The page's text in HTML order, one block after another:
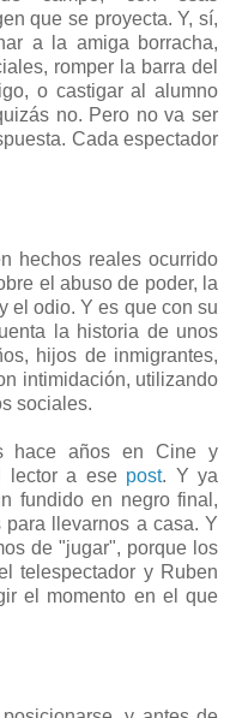
que se proyecta. Y, sí,
a la amiga borracha,
romper la barra del
o castigar al alumno
no. Pero no va ser
Cada espectador
hechos reales ocurrido
el abuso de poder, la
el odio. Y es que con su
la historia de unos
hijos de inmigrantes,
intimidación, utilizando
sociales.
hace años en Cine y
lector a ese post. Y ya
fundido en negro final,
llevarnos a casa. Y
de "jugar", porque los
telespectador y Ruben
el momento en el que